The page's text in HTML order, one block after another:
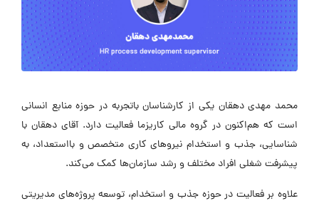
محمد مهدی دهقان یکی از کارشناسان باتجربه در حوزه منابع انسانی
است که هم‌اکنون در گروه مالی کاریزما فعالیت دارد. آقای دهقان با
شناسایی، جذب و استخدام نیروهای کاری متخصص و بااستعداد، به
پیشرفت شغلی افراد مختلف و رشد سازمان‌ها کمک می‌کند.
علاوه بر فعالیت در حوزه جذب و استخدام، توسعه پروژه‌های مدیریتی